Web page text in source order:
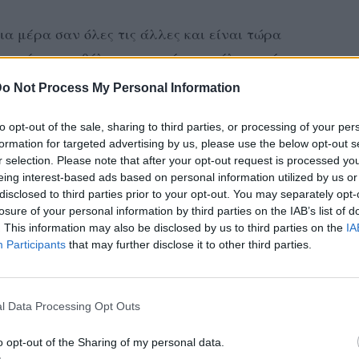
Not Process My Personal Information
opt-out of the sale, sharing to third parties, or processing of your
for targeted advertising by us, please use the below opt-out
selection. Please note that after your opt-out request is processed
interest-based ads based on personal information utilized by us
to third parties prior to your opt-out. You may separately
of your personal information by third parties on the IAB’s list of
This information may also be disclosed by us to third parties on the
Participants that may further disclose it to other third parties.
Data Processing Opt Outs
opt-out of the Sharing of my personal data.
μέρα σαν όλες τις άλλες και είναι τώρα
πνίγει και θέλω να πω κάτι για όλο αυτό
τις χθεσινές αποκαλύψεις δε μπόρεσα να
δε μπορώ να πω ότι δε με επηρεάζει
επίπεδο. Δε μπορώ να πω ότι σαν
κόρης όλο αυτό δε με έχει
είμαστε εδώ για να σας κάνουμε να
να βγούμε και να χορεύουμε και να
μέσα από τη ψυχή μας. Δε ξέρω πόσο
πλάτη στην τόσο σκληρή πραγματικότητα
αυτή να μας χτυπάει την πλάτη να
Δε ξέρω πόσο θα αντέξω σαν μάνα